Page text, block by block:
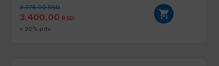
3.975,00RSD
3.400,00 RSD
+ 20% pdv